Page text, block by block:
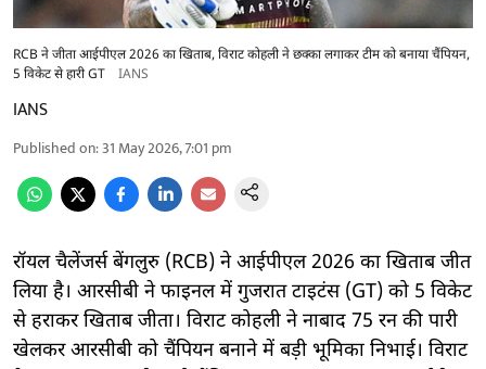
RCB ने जीता आईपीएल 2026 का खिताब, विराट कोहली ने छक्का लगाकर टीम को बनाया चैंपियन,
5 विकेट से हारी GT
IANS
IANS
Published on:31 May 2026, 7:01 pm
रॉयल चैलेंजर्स बेंगलुरु (RCB) ने आईपीएल 2026 का खिताब जीत
लिया है। आरसीबी ने फाइनल में गुजरात टाइटंस (GT) को 5 विकेट
से हराकर खिताब जीता। विराट कोहली ने नाबाद 75 रन की पारी
खेलकर आरसीबी को चैंपियन बनाने में बड़ी भूमिका निभाई। विराट